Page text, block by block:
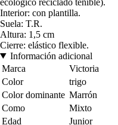
ecológico reciclado teñible).
Interior: con plantilla.
Suela: T.R.
Altura: 1,5 cm
Cierre: elástico flexible.
Información adicional
Marca
Victoria
Color
trigo
Color dominante Marrón
Como
Mixto
Edad
Junior